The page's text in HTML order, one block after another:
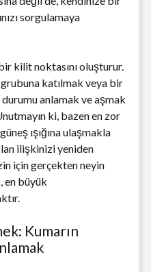
sorgulamaya
kilit noktasını oluşturur.
katılmak veya bir
anlamak ve aşmak
ki, bazen en zor
ışığına ulaşmakla
ilişkinizi yeniden
için gerçekten neyin
en büyük
Kumarın